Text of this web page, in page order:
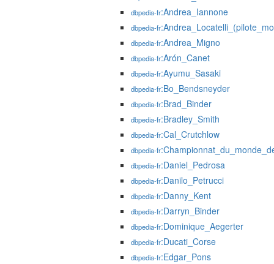
dbpedia-fr:Andrea_Iannone
dbpedia-fr
dbpedia-fr:Andrea_Migno
dbpedia-fr:Arón_Canet
dbpedia-fr:Ayumu_Sasaki
dbpedia-fr:Bo_Bendsneyder
dbpedia-fr:Brad_Binder
dbpedia-fr:Bradley_Smith
dbpedia-fr:Cal_Crutchlow
dbpedia-fr
dbpedia-fr:Daniel_Pedrosa
dbpedia-fr:Danilo_Petrucci
dbpedia-fr:Danny_Kent
dbpedia-fr:Darryn_Binder
dbpedia-fr:Dominique_Aegerter
dbpedia-fr:Ducati_Corse
dbpedia-fr:Edgar_Pons